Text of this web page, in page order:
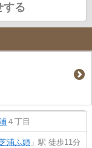
する
４丁目
浦ふ頭 」駅 徒歩11分